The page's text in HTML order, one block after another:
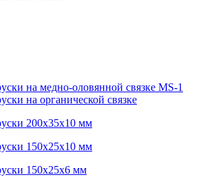
на медно-оловянной связке MS-1
на органической связке
200х35х10 мм
150х25х10 мм
150х25х6 мм